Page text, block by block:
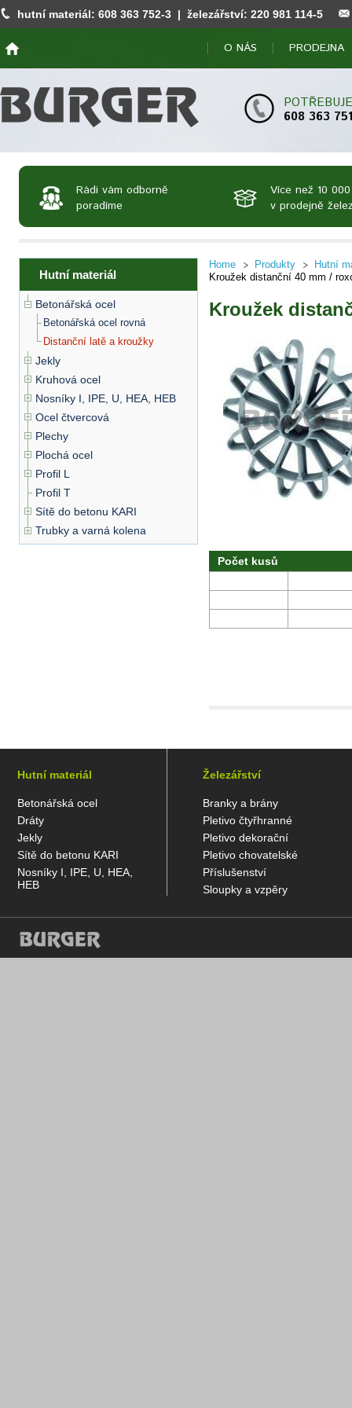
hutní materiál: 608 363 752-3 | železářství: 220 981 114-5
O NÁS PRODEJNA
608 363 751
Rádi vám odborně
poradíme
Více než 10
v prodejně
Hutní materiál
Betonářská ocel
Betonářská ocel rovná
Distanční latě a kroužky
Jekly
Kruhová ocel
Nosníky I, IPE, U, HEA, HEB
Ocel čtvercová
Plechy
Plochá ocel
Profil L
Profil T
Sítě do betonu KARI
Trubky a varná kolena
Home Produkty
Hutní
Kroužek distanční 40 mm /
Kroužek
Počet kusů
Hutní materiál
Betonářská ocel
Dráty
Jekly
Sítě do betonu KARI
Nosníky I, IPE, U, HEA,
HEB
Železářství
Branky a brány
Pletivo čtyřhranné
Pletivo dekorační
Pletivo chovatelské
Příslušenství
Sloupky a vzpěry